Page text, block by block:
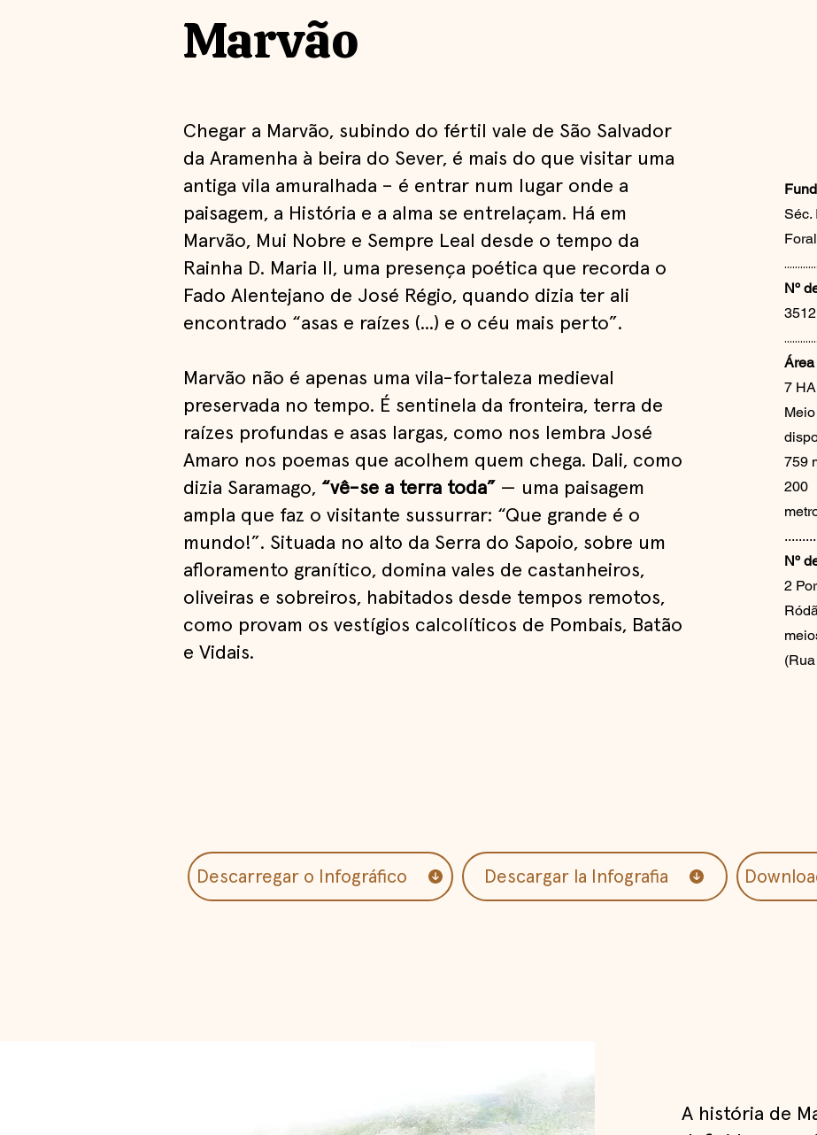
Marvão
Chegar a Marvão, subindo do fértil vale de São Salvador
da Aramenha à beira do Sever, é mais do que visitar uma
antiga vila amuralhada – é entrar num lugar onde a
paisagem, a História e a alma se entrelaçam. Há em
Marvão, Mui Nobre e Sempre Leal desde o tempo da
Rainha D. Maria II, uma presença poética que recorda o
Fado Alentejano de José Régio, quando dizia ter ali
encontrado “asas e raízes (...) e o céu mais perto”.
Marvão não é apenas uma vila-fortaleza medieval
preservada no tempo. É sentinela da fronteira, terra de
raízes profundas e asas largas, como nos lembra José
Amaro nos poemas que acolhem quem chega. Dali, como
dizia Saramago, “vê-se a terra toda” — uma paisagem
ampla que faz o visitante sussurrar: “Que grande é o
mundo!”. Situada no alto da Serra do Sapoio, sobre um
afloramento granítico, domina vales de castanheiros,
oliveiras e sobreiros, habitados desde tempos remotos,
como provam os vestígios calcolíticos de Pombais, Batão
e Vidais.
Descarregar o Infográfico Descargar la Infografia
Séc.
Nº
3512
7
759
200
Nº
2
A história de